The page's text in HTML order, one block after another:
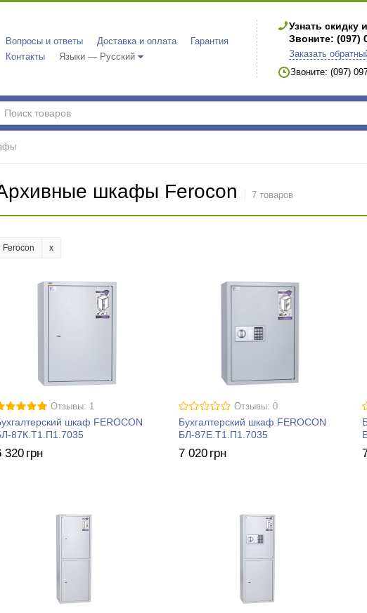
Вопросы и ответы Доставка и оплата
Гарантия
Контакты
Языки — Русский
Узнать скидку
Звоните: (097)
Заказать
Звоните: (097)
шкафы Ferocon 7 товаров
Ferocon
Отзывы: 1
шкаф FEROCON
87К.Т1.П1.7035
320 грн
Отзывы: 0
Бухгалтерский шкаф FEROCON
БЛ-87Е.Т1.П1.7035
7 020 грн